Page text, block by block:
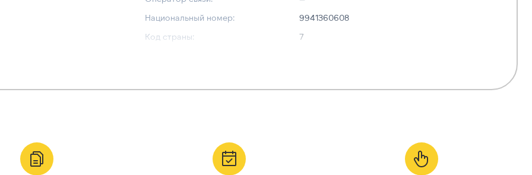
Национальный номер:
9941360608
Код страны:
7
Asia/Yekaterinburg,
Moscow, Europe/Samara
Валидный номер:
✓ Да